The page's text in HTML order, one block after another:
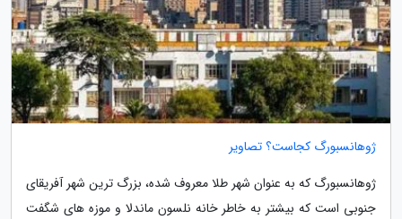
ژوهانسبورگ کجاست؟ تصاویر
ژوهانسبورگ که به عنوان شهر طلا معروف شده، بزرگ ترین شهر آفریقای
جنوبی است که بیشتر به خاطر خانه نلسون ماندلا و موزه های شگفت